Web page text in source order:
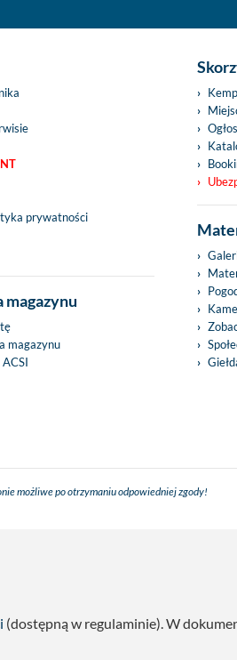
prywatności
magazynu
magazynu
możliwe po otrzymaniu odpowiedniej zgody!
(dostępną w regulaminie). W